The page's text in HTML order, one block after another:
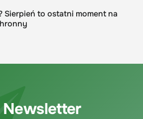
Sierpień to ostatni moment na
Newsletter